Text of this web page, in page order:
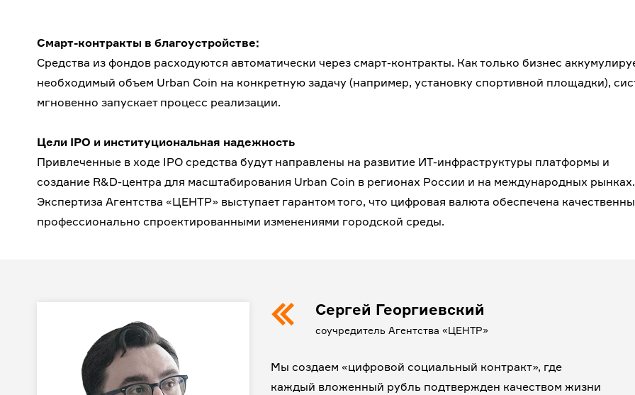
Смарт-контракты в благоустройстве:
Средства из фондов расходуются автоматически через смарт-контракты. Как только бизнес
необходимый объем Urban Coin на конкретную задачу (например, установку спортивной площадки),
мгновенно запускает процесс реализации.
Цели IPO и институциональная надежность
Привлеченные в ходе IPO средства будут направлены на развитие ИТ-инфраструктуры платформы и
создание R&D-центра для масштабирования Urban Coin в регионах России и на международных рынках.
Экспертиза Агентства «ЦЕНТР» выступает гарантом того, что цифровая валюта обеспечена
профессионально спроектированными изменениями городской среды.
Сергей Георгиевский
соучредитель Агентства «ЦЕНТР»
Мы создаем «цифровой социальный контракт», где
каждый вложенный рубль подтвержден качеством жизни